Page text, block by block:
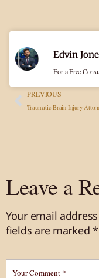
PREVIOUS
Edvin
For a Free
Leave a
Your email
fields are marked*